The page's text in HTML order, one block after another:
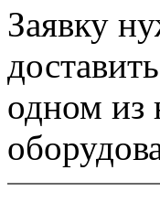
Заявку
одном из